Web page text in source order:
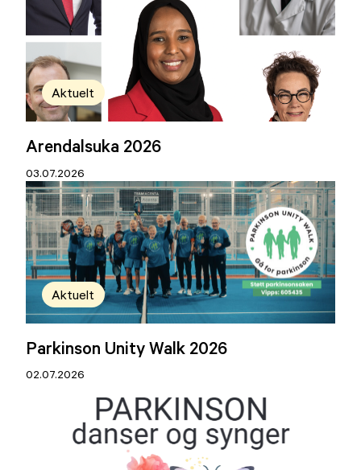
Aktuelt
Arendalsuka 2026
03.07.2026
Aktuelt
Parkinson Unity Walk 2026
02.07.2026